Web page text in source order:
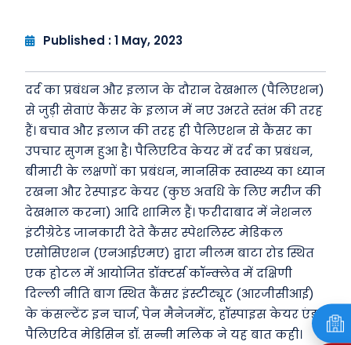
Published : 1 May, 2023
दर्द का प्रबंधन और इलाज के दौरान देखभाल (पैलिएशन)
से जुड़ी सेवाएं कैंसर के इलाज में नए उभरते स्तंभ की तरह
हैं। बचाव और इलाज की तरह ही पैलिएशन से कैंसर का
उपचार सुगम हुआ है। पैलिएटिव केयर में दर्द का प्रबंधन,
बीमारी के लक्षणों का प्रबंधन, मानसिक स्वास्थ्य का ध्यान
रखना और रेस्पाइट केयर (कुछ अवधि के लिए मरीज की
देखभाल करना) आदि शामिल हैं। फरीदाबाद में नेशनल
इंटीग्रेटेड जानकारी देते कैंसर स्पेशलिस्ट मेडिकल
एसोसिएशन (एनआईएमए) द्वारा नीलम बाटा रोड स्थित
एक होटल में आयोजित डॉक्टर्स कॉन्क्लेव में दक्षिणी
दिल्ली नीति बाग स्थित कैंसर इंस्टीट्यूट (आरजीसीआई)
के कंसल्टेंट इन चार्ज, पेन मैनेजमेंट, हॉस्पाइस केयर एंड
पैलिएटिव मेडिसिन डॉ. सन्नी मलिक ने यह बात कही।